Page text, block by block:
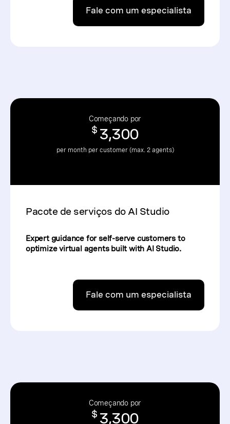
Fale com um especialista
Começando por
$ 3,300
per month per customer (max. 2 agents)
Pacote de serviços do AI Studio
Expert guidance for self-serve customers to
optimize virtual agents built with AI Studio.
Fale com um especialista
Começando por
$ 3,300